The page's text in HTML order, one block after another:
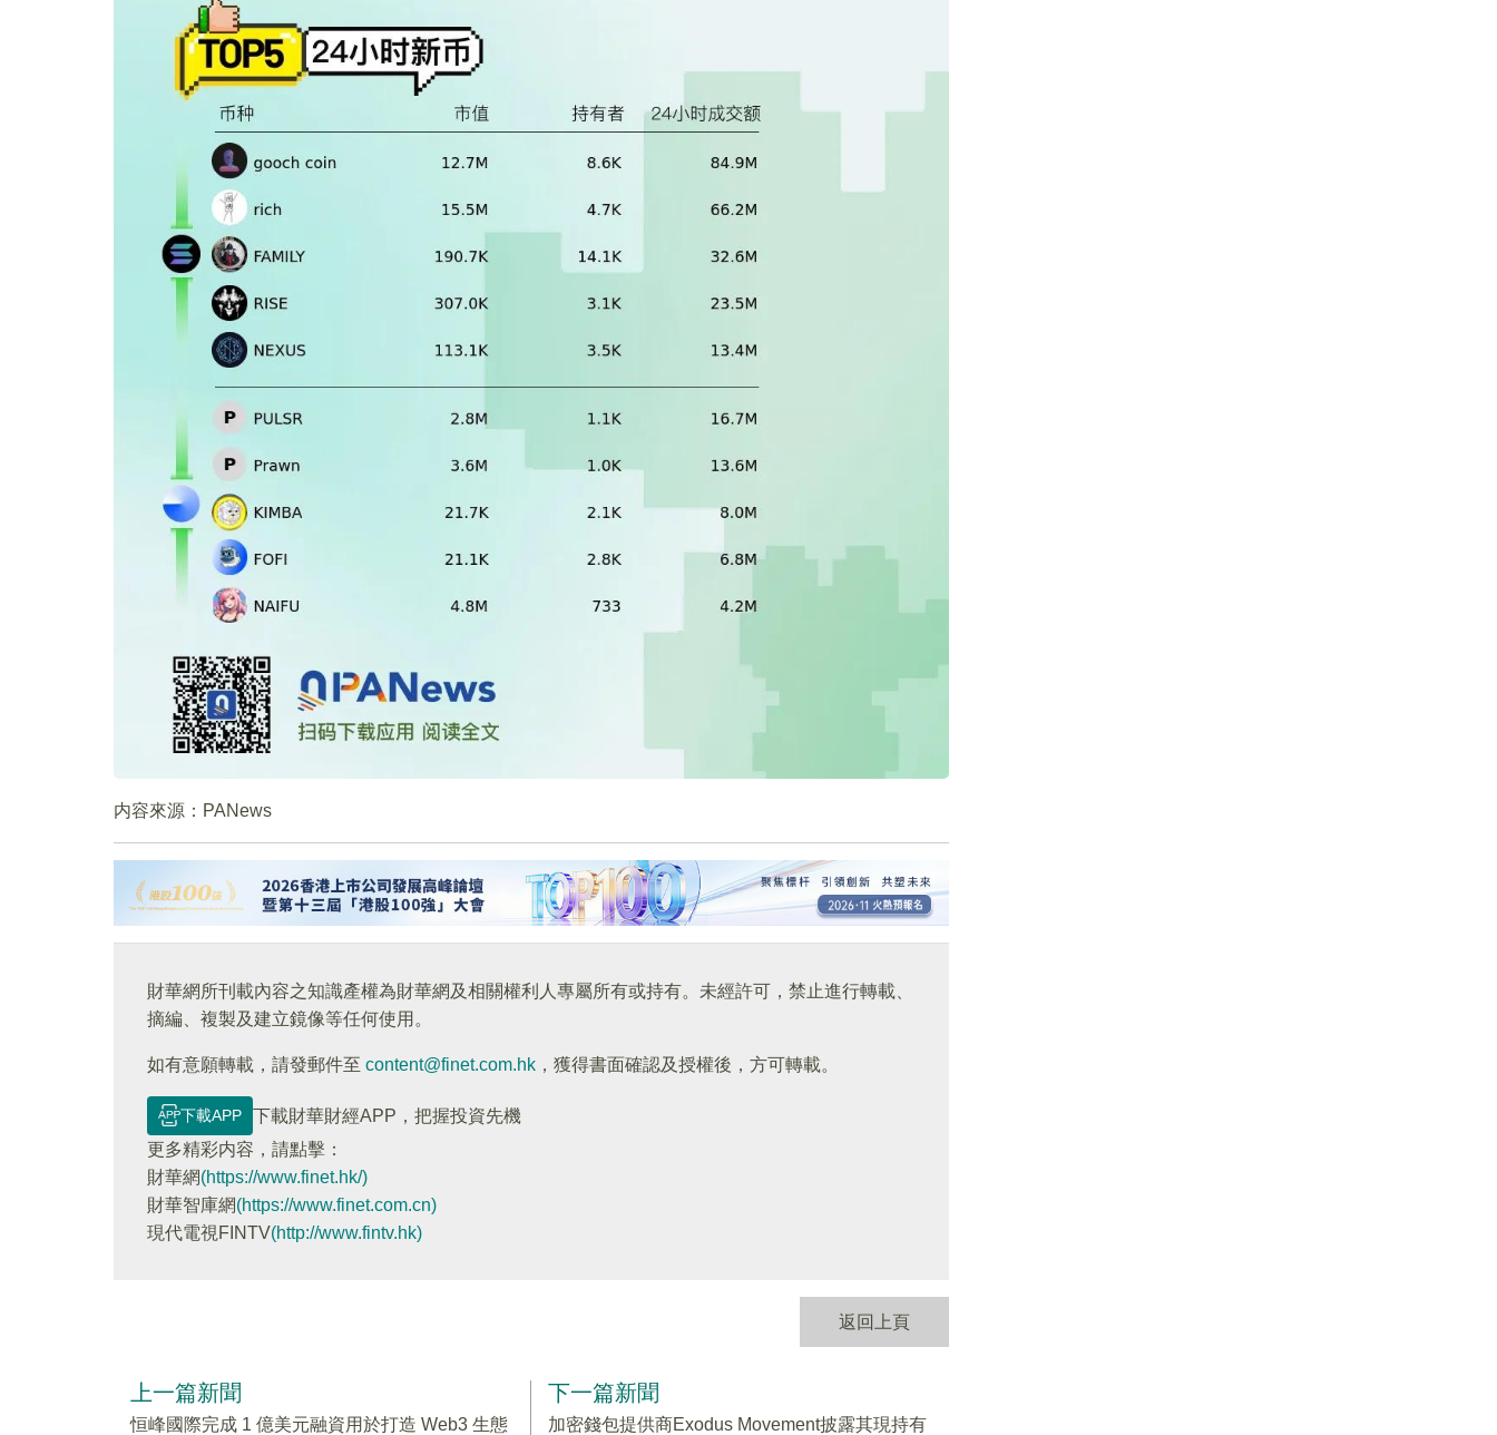
内容來源：PANews
財華網所刊載內容之知識產權為財華網及相關權利人專屬所有或持有。未經許可，禁止進行轉載、
摘編、複製及建立鏡像等任何使用。
如有意願轉載，請發郵件至 content@finet.com.hk ，獲得書面確認及授權後，方可轉載。
下載APP
下載財華財經APP，把握投資先機
更多精彩内容，請點擊：
財華網(https://www.finet.hk/)
財華智庫網(https://www.finet.com.cn)
現代電視FINTV(http://www.fintv.hk)
返回上頁
上一篇新聞
恒峰國際完成 1 億美元融資用於打造 Web3 生態
下一篇新聞
加密錢包提供商Exodus Movement披露其現持有